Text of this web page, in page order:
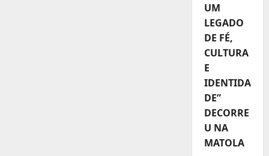
UM
LEGADO
DE FÉ,
CULTURA
E
IDENTIDA
DE”
DECORRE
U NA
MATOLA